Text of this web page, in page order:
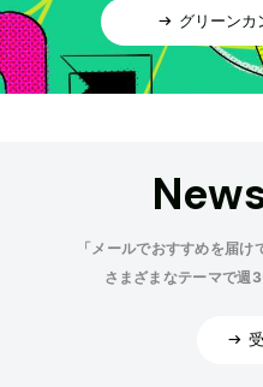
グリーンカ
「メールでおすすめを届け
さまざまなテーマで週